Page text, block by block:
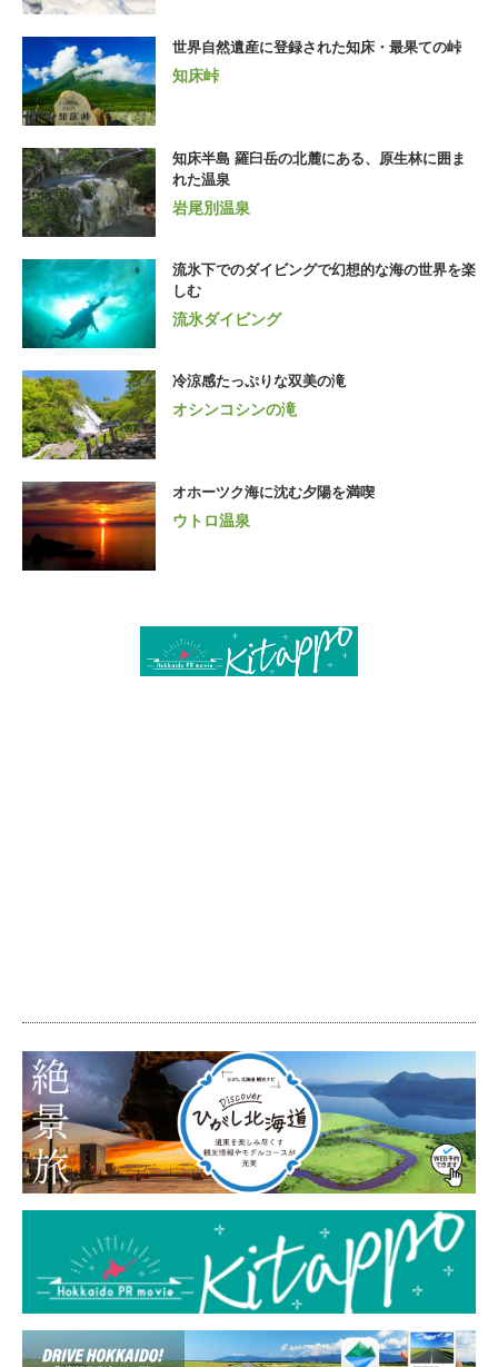
世界自然遺産に登録された知床・最果ての峠
知床峠
知床半島 羅臼岳の北麓にある、原生林に囲ま
れた温泉
岩尾別温泉
流氷下でのダイビングで幻想的な海の世界を楽
しむ
流氷ダイビング
冷涼感たっぷりな双美の滝
オシンコシンの滝
オホーツク海に沈む夕陽を満喫
ウトロ温泉